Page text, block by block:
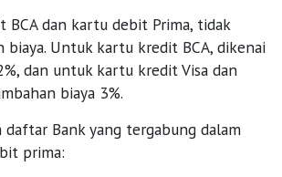
dan kartu debit Prima, tidak
biaya. Untuk kartu kredit BCA, dikenai
dan untuk kartu kredit Visa dan
biaya 3%.
Bank yang tergabung dalam
prima: